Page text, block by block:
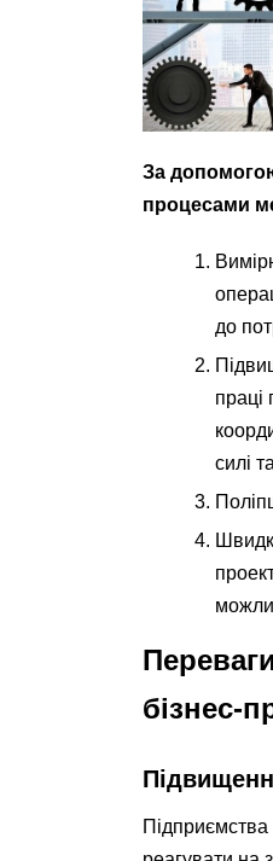
За
процесами
до
силі
бізнес-